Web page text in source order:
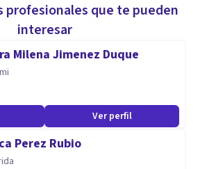
profesionales que te pueden
interesar
Milena Jimenez Duque
Ver perfil
Perez Rubio